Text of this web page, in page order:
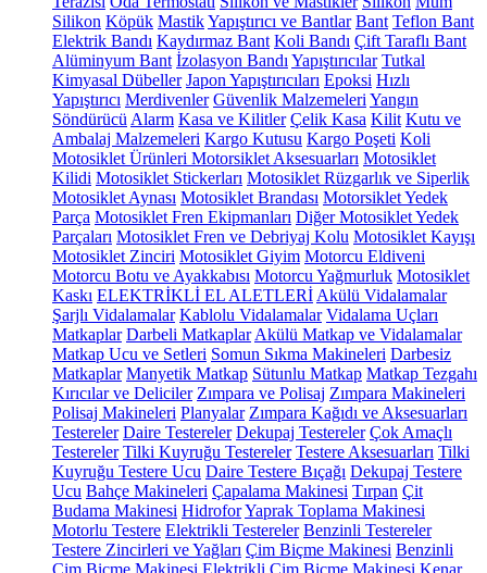
Silikon Köpük MastikYapıştırıcı ve Bantlar Bant Teflon Bant
Elektrik Bandı Kaydırmaz Bant Koli Bandı Çift Taraflı Bant
Alüminyum Bant İzolasyon Bandı Yapıştırıcılar Tutkal
Kimyasal Dübeller Japon Yapıştırıcıları Epoksi Hızlı
Yapıştırıcı Merdivenler Güvenlik Malzemeleri Yangın
Söndürücü Alarm Kasa ve Kilitler Çelik Kasa Kilit Kutu ve
Ambalaj Malzemeleri Kargo Kutusu Kargo Poşeti Koli
Motosiklet Ürünleri Motorsiklet Aksesuarları Motosiklet
Kilidi Motosiklet Stickerları Motosiklet Rüzgarlık ve Siperlik
Motosiklet Aynası Motosiklet Brandası Motorsiklet Yedek
Parça Motosiklet Fren Ekipmanları Diğer Motosiklet Yedek
Parçaları Motosiklet Fren ve Debriyaj Kolu Motosiklet Kayışı
Motosiklet Zinciri Motosiklet Giyim Motorcu Eldiveni
Motorcu Botu ve Ayakkabısı Motorcu Yağmurluk Motosiklet
Kaskı ELEKTRİKLİ EL ALETLERİ Akülü Vidalamalar
Şarjlı Vidalamalar Kablolu Vidalamalar Vidalama Uçları
Matkaplar Darbeli Matkaplar Akülü Matkap ve Vidalamalar
Matkap Ucu ve Setleri Somun Sıkma Makineleri Darbesiz
Matkaplar Manyetik Matkap Sütunlu Matkap Matkap Tezgahı
Kırıcılar ve Deliciler Zımpara ve Polisaj Zımpara Makineleri
Polisaj Makineleri Planyalar Zımpara Kağıdı ve Aksesuarları
Testereler Daire Testereler Dekupaj Testereler Çok Amaçlı
Testereler Tilki Kuyruğu Testereler Testere Aksesuarları Tilki
Kuyruğu Testere Ucu Daire Testere Bıçağı Dekupaj Testere
Ucu Bahçe Makineleri Çapalama Makinesi Tırpan Çit
Budama Makinesi HidroforYaprak Toplama Makinesi
Motorlu Testere Elektrikli Testereler Benzinli Testereler
Testere Zincirleri ve Yağları Çim Biçme Makinesi Benzinli
Çim Biçme Makinesi Elektrikli Çim Biçme Makinesi Kenar